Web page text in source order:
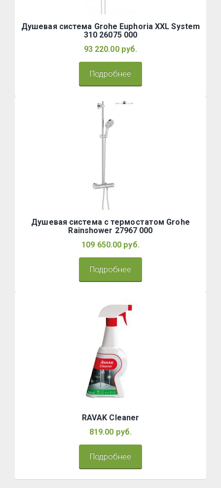
Душевая система Grohe Euphoria XXL System
310 26075 000
93 220.00 руб.
Подробнее
Душевая система с термостатом Grohe
Rainshower 27967 000
109 650.00 руб.
Подробнее
RAVAK Cleaner
819.00 руб.
Подробнее